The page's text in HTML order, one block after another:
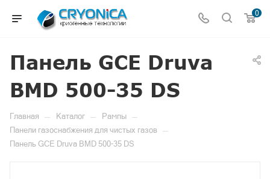
0
Панель GCE Druva
BMD 500-35 DS
Главная — Каталог — Рампы —
Панели газоснабжения для чистых газов —
Панель GCE Druva BMD 500-35 DS